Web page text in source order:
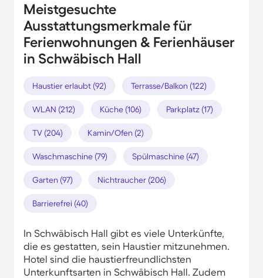
Meistgesuchte
Ausstattungsmerkmale für
Ferienwohnungen & Ferienhäuser
in Schwäbisch Hall
Haustier erlaubt (92) Terrasse/Balkon (122)
WLAN (212) Küche (106) Parkplatz (17)
TV (204) Kamin/Ofen (2)
Waschmaschine (79) Spülmaschine (47)
Garten (97) Nichtraucher (206)
Barrierefrei (40)
In Schwäbisch Hall gibt es viele Unterkünfte,
die es gestatten, sein Haustier mitzunehmen.
Hotel sind die haustierfreundlichsten
Unterkunftsarten in Schwäbisch Hall. Zudem